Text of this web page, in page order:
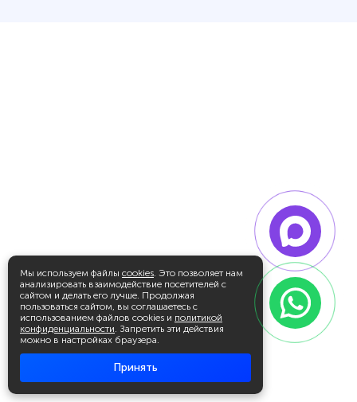
Мы используем файлы cookies. Это позволяет нам
анализировать взаимодействие посетителей с
сайтом и делать его лучше. Продолжая
пользоваться сайтом, вы соглашаетесь с
использованием файлов cookies и политикой
конфиденциальности. Запретить эти действия
можно в настройках браузера.
Принять